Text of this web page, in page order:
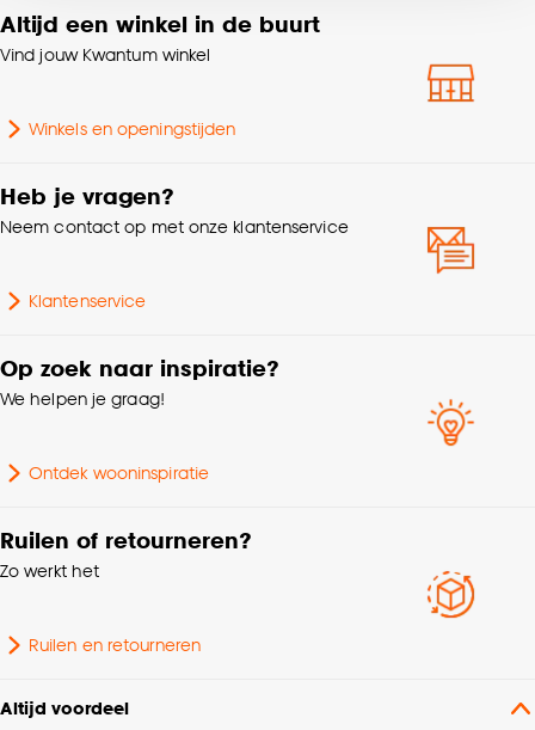
voor kiezen om bepaalde cookies wel of niet te
accepteren door op ‘Cookies aanpassen’ te
Goed om te weten is dat je deze keuze altijd nog
cookieverklaring
Lengte 10.5 CM
Garantietermijn 24 maanden
Hoogte
Altijd een winkel in de buurt
Vind jouw Kwantum winkel
Winkels en openingstijden
Heb je vragen?
Neem contact op met onze klantenservice
Klantenservice
Op zoek naar inspiratie?
We helpen je graag!
Ontdek wooninspiratie
Ruilen of retourneren?
Zo werkt het
Ruilen en retourneren
Altijd voordeel